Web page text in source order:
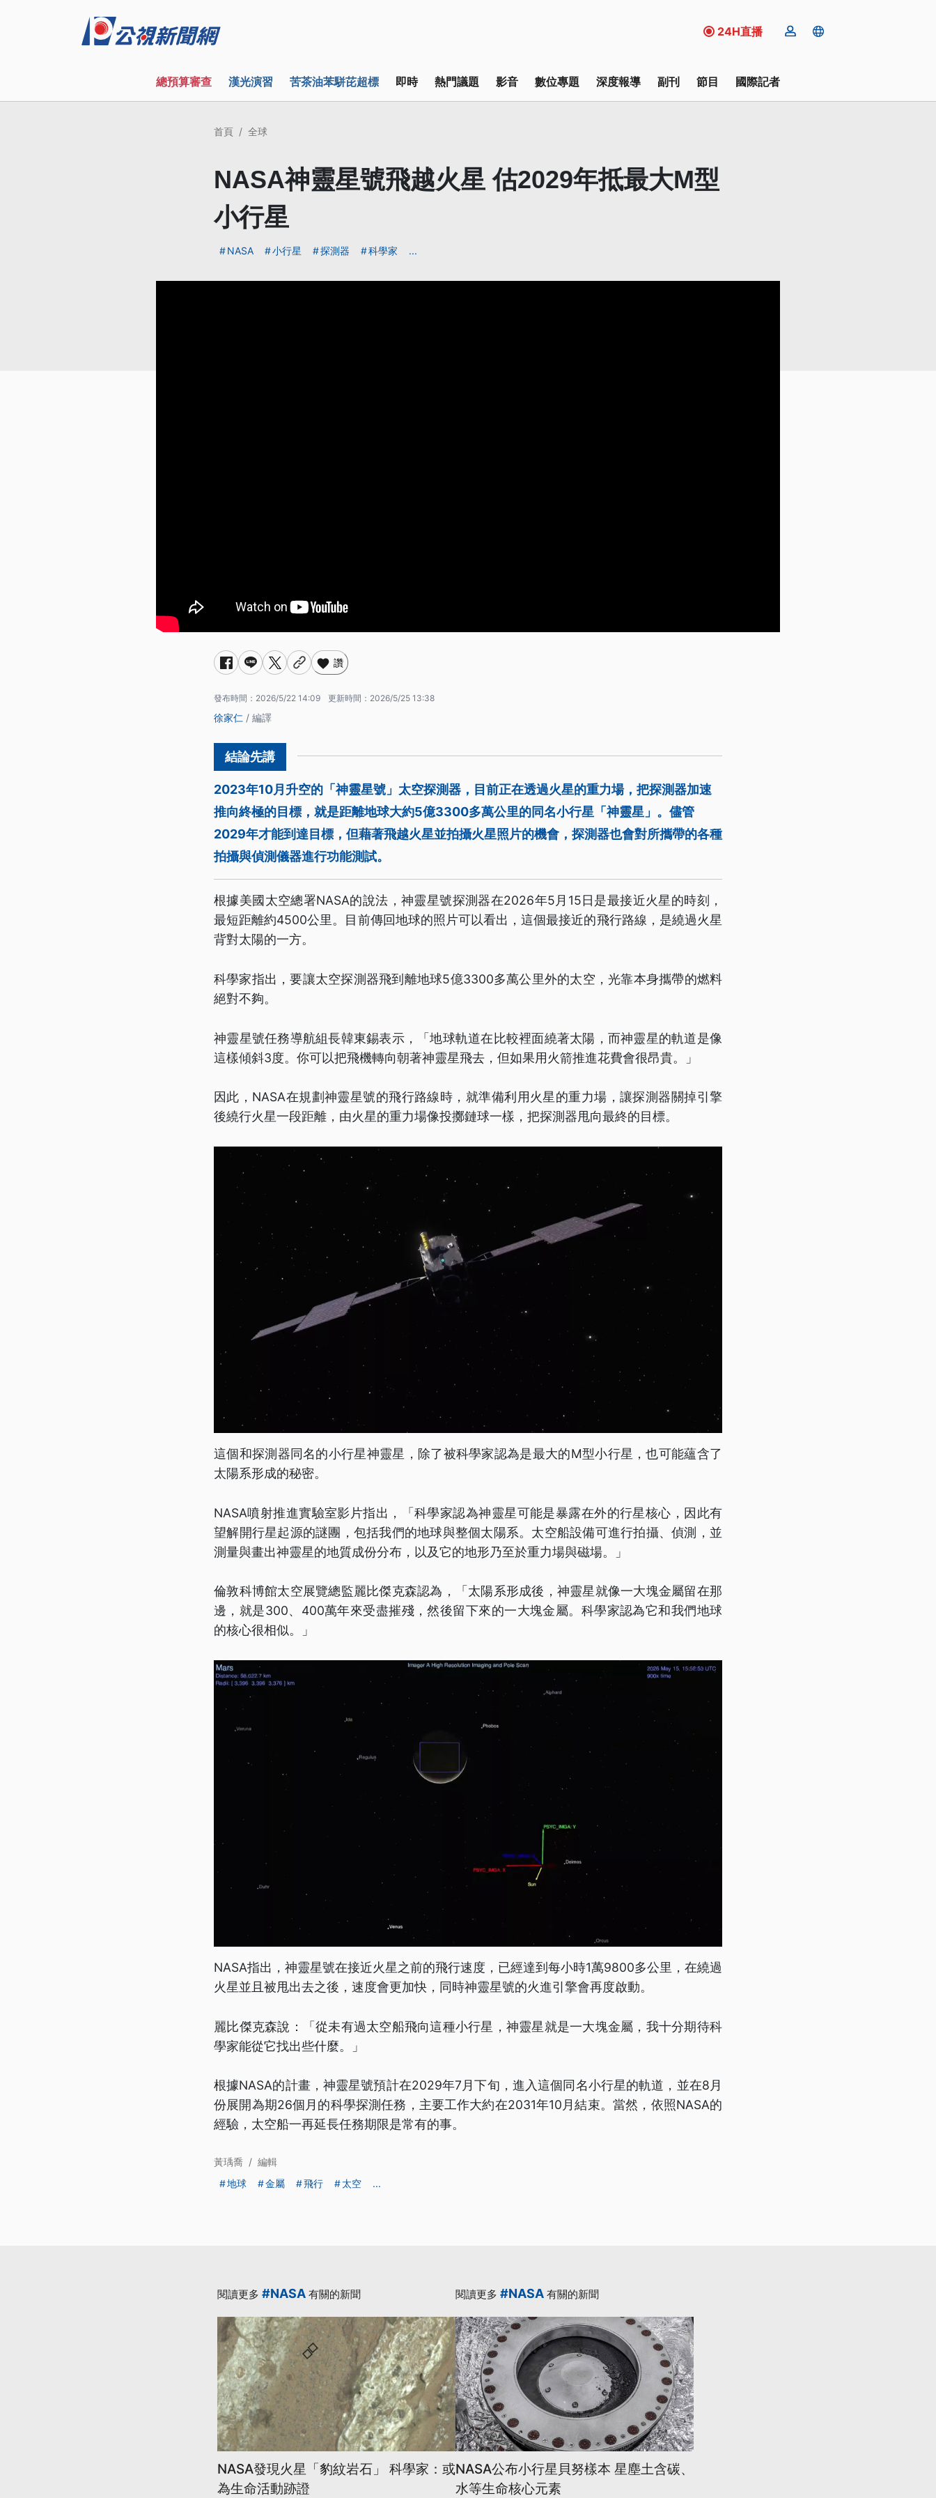
24H直播
總預算審查 漢光演習 苦茶油苯駢芘超標 即時 熱門議題 影音 數位專題 深度報導 副刊 節目 國際記者
首頁 全球
NASA神靈星號飛越火星 估2029年抵最大M型
小行星
NASA 小行星 探測器 科學家 ...
讚
發布時間： 2026/5/22 14:09 更新時間： 2026/5/25 13:38
徐家仁 / 編譯
2023年10月升空的「神靈星號」太空探測器，目前正在透過火星的重力場，把探測器加速
推向終極的目標，就是距離地球大約5億3300多萬公里的同名小行星「神靈星」。儘管
2029年才能到達目標，但藉著飛越火星並拍攝火星照片的機會，探測器也會對所攜帶的各種
拍攝與偵測儀器進行功能測試。
根據美國太空總署NASA的說法，神靈星號探測器在2026年5月15日是最接近火星的時刻，
最短距離約4500公里。目前傳回地球的照片可以看出，這個最接近的飛行路線，是繞過火星
背對太陽的一方。
科學家指出，要讓太空探測器飛到離地球5億3300多萬公里外的太空，光靠本身攜帶的燃料
絕對不夠。
神靈星號任務導航組長韓東錫表示，「地球軌道在比較裡面繞著太陽，而神靈星的軌道是像
這樣傾斜3度。你可以把飛機轉向朝著神靈星飛去，但如果用火箭推進花費會很昂貴。」
因此，NASA在規劃神靈星號的飛行路線時，就準備利用火星的重力場，讓探測器關掉引擎
後繞行火星一段距離，由火星的重力場像投擲鏈球一樣，把探測器甩向最終的目標。
這個和探測器同名的小行星神靈星，除了被科學家認為是最大的M型小行星，也可能蘊含了
太陽系形成的秘密。
NASA噴射推進實驗室影片指出，「科學家認為神靈星可能是暴露在外的行星核心，因此有
望解開行星起源的謎團，包括我們的地球與整個太陽系。太空船設備可進行拍攝、偵測，並
測量與畫出神靈星的地質成份分布，以及它的地形乃至於重力場與磁場。」
倫敦科博館太空展覽總監麗比傑克森認為，「太陽系形成後，神靈星就像一大塊金屬留在那
邊，就是300、400萬年來受盡摧殘，然後留下來的一大塊金屬。科學家認為它和我們地球
的核心很相似。」
NASA指出，神靈星號在接近火星之前的飛行速度，已經達到每小時1萬9800多公里，在繞過
火星並且被甩出去之後，速度會更加快，同時神靈星號的火進引擎會再度啟動。
麗比傑克森說：「從未有過太空船飛向這種小行星，神靈星就是一大塊金屬，我十分期待科
學家能從它找出些什麼。」
根據NASA的計畫，神靈星號預計在2029年7月下旬，進入這個同名小行星的軌道，並在8月
份展開為期26個月的科學探測任務，主要工作大約在2031年10月結束。當然，依照NASA的
經驗，太空船一再延長任務期限是常有的事。
黃瑀喬 / 編輯
地球
金屬 飛行 太空 ...
閱讀更多 #NASA 有關的新聞
NASA發現火星「豹紋岩石」 科學家：或
為生命活動跡證
閱讀更多 #NASA 有關的新聞
NASA公布小行星貝努樣本 星塵土含碳、
水等生命核心元素